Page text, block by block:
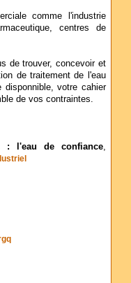
comme l'industrie
centres de
de trouver, concevoir et
de traitement de l'eau
votre cahier
de vos contraintes.
: l'eau de confiance,